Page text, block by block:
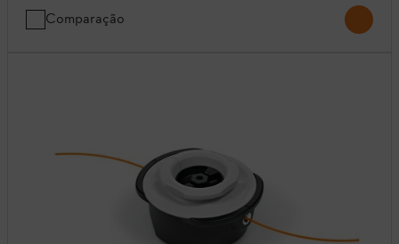
Comparação